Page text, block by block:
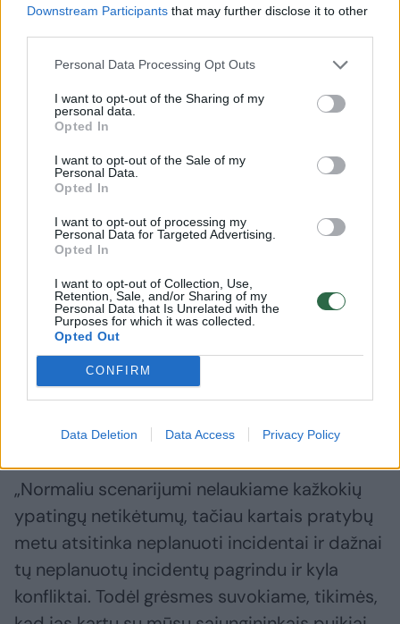
Downstream Participants that may further disclose it to other
Personal Data Processing Opt Outs
I want to opt-out of the Sharing of my
personal data.
Opted In
I want to opt-out of the Sale of my
Personal Data.
Opted In
I want to opt-out of processing my
Personal Data for Targeted Advertising.
Opted In
I want to opt-out of Collection, Use,
Retention, Sale, and/or Sharing of my
Personal Data that Is Unrelated with the
Purposes for which it was collected.
Opted Out
CONFIRM
Data Deletion Data Access Privacy Policy
G. Paluckas susitiks su F.
ką pasakyti, diskusija tikrai
vyks
Į Vilnių
neliks abejingi „Zapad“ pratyboms ir savo
ruožtu organizuos pratybas ne tik NATO
rėmuose, bet ir Jungtinių ekspedicinių pajėgų
formate aptartas pratybas „Tarassis25“.
G. Nausėda savo ruožtu pabrėžė
apeliuojantis į Rusiją, kad „Zapad“ pratybų
metu papildoma įtampa sukelta nebus.
„Normaliu scenarijumi nelaukiame kažkokių
ypatingų netikėtumų, tačiau kartais pratybų
metu atsitinka neplanuoti incidentai ir dažnai
tų neplanuotų incidentų pagrindu ir kyla
konfliktai. Todėl grėsmes suvokiame, tikimės,